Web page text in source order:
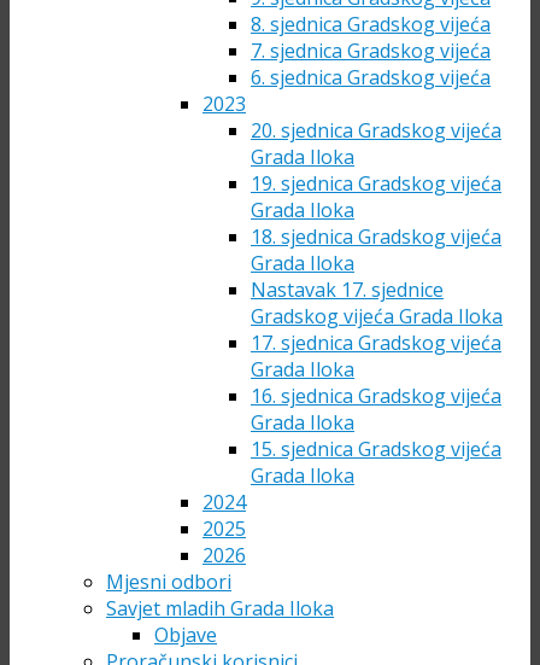
8. sjednica Gradskog vijeća
7. sjednica Gradskog vijeća
6. sjednica Gradskog vijeća
2023
20. sjednica Gradskog vijeća
Grada Iloka
19. sjednica Gradskog vijeća
Grada Iloka
18. sjednica Gradskog vijeća
Grada Iloka
Nastavak 17. sjednice
Gradskog vijeća Grada Iloka
17. sjednica Gradskog vijeća
Grada Iloka
16. sjednica Gradskog vijeća
Grada Iloka
15. sjednica Gradskog vijeća
Grada Iloka
2024
2025
2026
Mjesni odbori
Savjet mladih Grada Iloka
Objave